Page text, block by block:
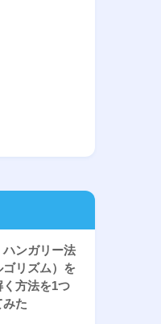
ハンガリー法
ゴリズム）を
方法を1つ
みた